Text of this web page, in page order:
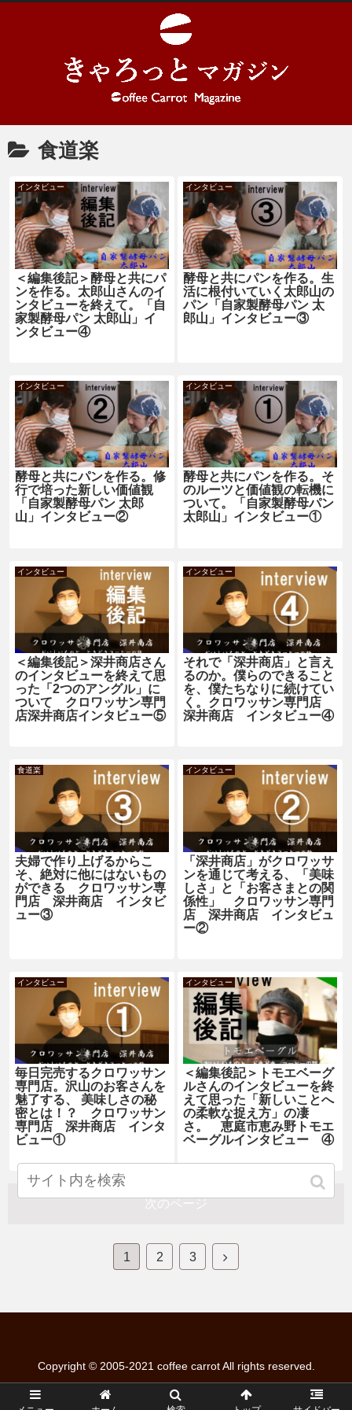
食道楽
インタビュー
＜編集後記＞酵母と共にパ
ンを作る。太郎山さんのイ
ンタビューを終えて。「自
家製酵母パン 太郎山」イ
ンタビュー④
インタビュー
酵母と共にパンを作る。生
活に根付いていく太郎山の
パン「自家製酵母パン 太
郎山」インタビュー③
インタビュー
酵母と共にパンを作る。修
行で培った新しい価値観
「自家製酵母パン 太郎
山」インタビュー②
インタビュー
酵母と共にパンを作る。そ
のルーツと価値観の転機に
ついて。「自家製酵母パン
太郎山」インタビュー①
インタビュー
＜編集後記＞深井商店さん
のインタビューを終えて思
った「2つのアングル」に
ついて クロワッサン専門
店深井商店インタビュー⑤
インタビュー
それで「深井商店」と言え
るのか。僕らのできること
を、僕たちなりに続けてい
く。クロワッサン専門店
深井商店 インタビュー④
食道楽
夫婦で作り上げるからこ
そ、絶対に他にはないもの
ができる クロワッサン専
門店 深井商店 インタビ
ュー③
インタビュー
「深井商店」がクロワッサ
ンを通じて考える、「美味
しさ」と「お客さまとの関
係性」 クロワッサン専門
店 深井商店 インタビュ
ー②
インタビュー
毎日完売するクロワッサン
専門店。沢山のお客さんを
魅了する、 美味しさの秘
密とは！？ クロワッサン
専門店 深井商店 インタ
ビュー①
インタビュー
＜編集後記＞トモエベーグ
ルさんのインタビューを終
えて思った「新しいことへ
の柔軟な捉え方」の凄
さ。 恵庭市恵み野トモエ
ベーグルインタビュー ④
次のページ
1 2 3
Copyright © 2005-2021 coffee carrot All rights reserved.